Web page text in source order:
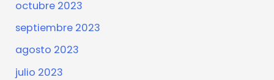
octubre 2023
septiembre 2023
agosto 2023
julio 2023